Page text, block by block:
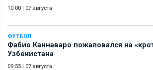
10:00 | 07 августа
ФУТБОЛ
Фабио Каннаваро пожаловался на
Узбекистана
09:55 | 07 августа